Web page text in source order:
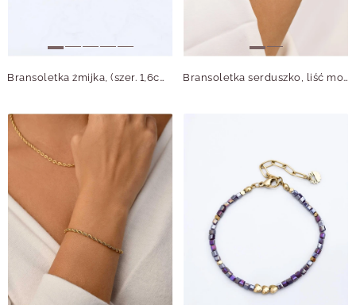
Bransoletka żmijka, (szer. 1,6cm) stal pozłacana S109545Z00 Bransoletka serduszko, liść monstery, kryształki, złoty S107908Z00